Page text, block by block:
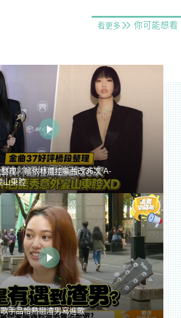
看更多 你可能想看
理／蔡依林遭控編曲改36次 A-
山東腔
手品怡熱戀渣男寫進歌